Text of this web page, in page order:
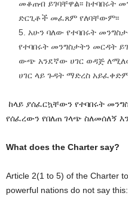
መቆጠብ ይገባቸዋል፡፡
ድርጊቶች መፈጸም የለባቸውም፡፡
አሁን ባለው የተባበሩት
የተባበሩት መንግስታትን መርዳት
ውጭ አንደኛው ሀገር ወዳጅ
ሀገር ላይ ጉዳት ማድረስ
ከላይ ያሰፈርኳቸውን የተባበሩት
የሰፈረውን የበለጠ ገላጭ ስለመሰለኝ
What does the Charter say?
Article 2(1 to 5) of the Charter
powerful nations do not say this: